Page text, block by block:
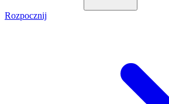
Rozpocznij